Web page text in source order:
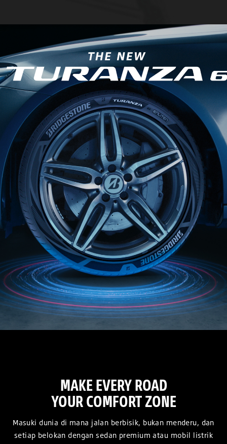
MAKE EVERY ROAD
YOUR COMFORT ZONE
Masuki dunia di mana jalan berbisik, bukan menderu, dan
setiap belokan dengan sedan premium atau mobil listrik